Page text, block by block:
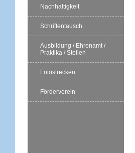
Nachhaltigkeit
Schriftentausch
Ausbildung / Ehrenamt /
Praktika / Stellen
Fotostrecken
Förderverein